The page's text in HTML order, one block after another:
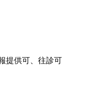
提供可、往診可